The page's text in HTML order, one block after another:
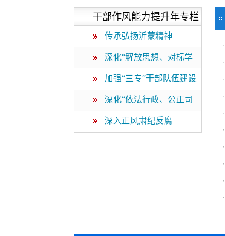
干部作风能力提升年专栏
传承弘扬沂蒙精神
深化“解放思想、对标学
标”
加强“三专”干部队伍建设
深化“依法行政、公正司
法”
深入正风肃纪反腐
·
·
·
·
·
·
·
·
·
·